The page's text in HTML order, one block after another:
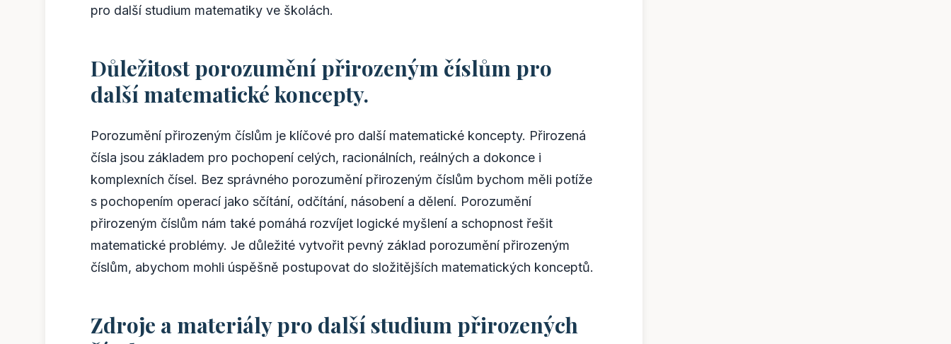
pro další studium matematiky ve školách.
Důležitost porozumění přirozeným číslům pro
další matematické koncepty.
Porozumění přirozeným číslům je klíčové pro další matematické koncepty. Přirozená
čísla jsou základem pro pochopení celých, racionálních, reálných a dokonce i
komplexních čísel. Bez správného porozumění přirozeným číslům bychom měli potíže
s pochopením operací jako sčítání, odčítání, násobení a dělení. Porozumění
přirozeným číslům nám také pomáhá rozvíjet logické myšlení a schopnost řešit
matematické problémy. Je důležité vytvořit pevný základ porozumění přirozeným
číslům, abychom mohli úspěšně postupovat do složitějších matematických konceptů.
Zdroje a materiály pro další studium přirozených